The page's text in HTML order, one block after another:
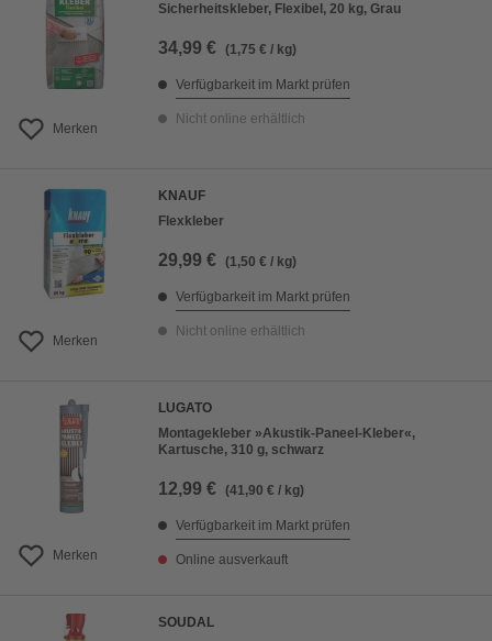
Merken
Sicherheitskleber, Flexibel, 20 kg, Grau
34,99 € (1,75 € / kg)
Verfügbarkeit im Markt prüfen
Nicht online erhältlich
Merken
KNAUF
Flexkleber
29,99 € (1,50 € / kg)
Verfügbarkeit im Markt prüfen
Nicht online erhältlich
Merken
LUGATO
Montagekleber »Akustik-Paneel-Kleber«,
Kartusche, 310 g, schwarz
12,99 € (41,90 € / kg)
Verfügbarkeit im Markt prüfen
Online ausverkauft
SOUDAL